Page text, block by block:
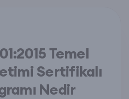
Temel
Sertifikalı
Nedir